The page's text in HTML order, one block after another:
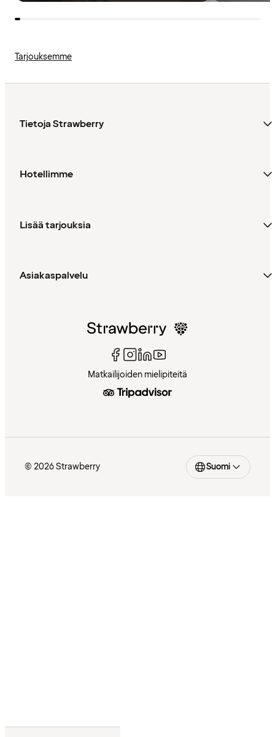
Tarjouksemme
Tietoja Strawberry
Hotellimme
Lisää tarjouksia
Asiakaspalvelu
Matkailijoiden mielipiteitä
© 2026 Strawberry Suomi